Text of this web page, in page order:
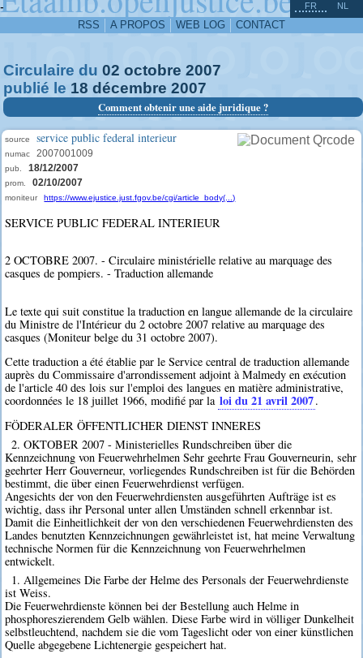
-
RSS A PROPOS WEB LOG CONTACT
FR NL
Circulaire du 02 octobre 2007
publié le 18 décembre 2007
Comment obtenir une aide juridique ?
source service public federal interieur
numac 2007001009
pub. 18/12/2007
prom. 02/10/2007
moniteur https://www.ejustice.just.fgov.be/cgi/article_body(...)
SERVICE PUBLIC FEDERAL INTERIEUR
2 OCTOBRE 2007. - Circulaire ministérielle relative au marquage des
casques de pompiers. - Traduction allemande
Le texte qui suit constitue la traduction en langue allemande de la circulaire
du Ministre de l'Intérieur du 2 octobre 2007 relative au marquage des
casques (Moniteur belge du 31 octobre 2007).
Cette traduction a été établie par le Service central de traduction allemande
auprès du Commissaire d'arrondissement adjoint à Malmedy en exécution
de l'article 40 des lois sur l'emploi des langues en matière administrative,
coordonnées le 18 juillet 1966, modifié par la loi du 21 avril 2007.
FÖDERALER ÖFFENTLICHER DIENST INNERES
2. OKTOBER 2007 - Ministerielles Rundschreiben über die
Kennzeichnung von Feuerwehrhelmen Sehr geehrte Frau Gouverneurin, sehr
geehrter Herr Gouverneur, vorliegendes Rundschreiben ist für die Behörden
bestimmt, die über einen Feuerwehrdienst verfügen.
Angesichts der von den Feuerwehrdiensten ausgeführten Aufträge ist es
wichtig, dass ihr Personal unter allen Umständen schnell erkennbar ist.
Damit die Einheitlichkeit der von den verschiedenen Feuerwehrdiensten des
Landes benutzten Kennzeichnungen gewährleistet ist, hat meine Verwaltung
technische Normen für die Kennzeichnung von Feuerwehrhelmen
entwickelt.
1. Allgemeines Die Farbe der Helme des Personals der Feuerwehrdienste
ist Weiss.
Die Feuerwehrdienste können bei der Bestellung auch Helme in
phosphoreszierendem Gelb wählen. Diese Farbe wird in völliger Dunkelheit
selbstleuchtend, nachdem sie die vom Tageslicht oder von einer künstlichen
Quelle abgegebene Lichtenergie gespeichert hat.
^